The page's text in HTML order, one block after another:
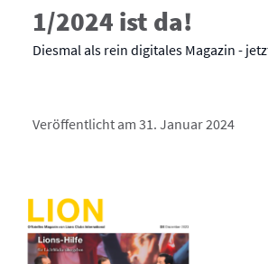
1/2024 ist da!
Diesmal als rein digitales Magazin -
Veröffentlicht am 31. Januar 2024